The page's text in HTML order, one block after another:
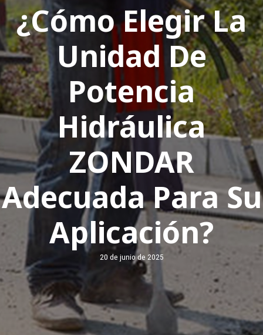
¿Cómo Elegir La
Unidad De
Potencia
Hidráulica
ZONDAR
Adecuada Para Su
Aplicación?
20 de junio de 2025